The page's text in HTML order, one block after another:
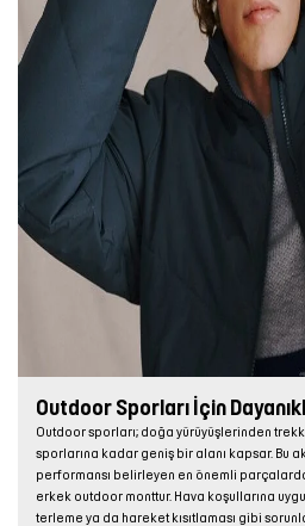
Outdoor Sporları İçin
Outdoor sporları; doğa yürüyüşlerinden
sporlarına kadar geniş bir alanı kapsar. Bu
performansı belirleyen en önemli
erkek outdoor monttur. Hava koşullarına
terleme ya da hareket kısıtlaması gibi